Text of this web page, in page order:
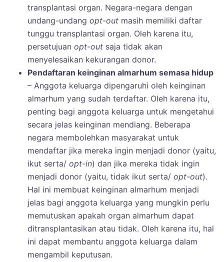
transplantasi organ. Negara-negara dengan
undang-undang opt-out masih memiliki daftar
tunggu transplantasi organ. Oleh karena itu,
persetujuan opt-out saja tidak akan
menyelesaikan kekurangan donor.
Pendaftaran keinginan almarhum semasa hidup
– Anggota keluarga dipengaruhi oleh keinginan
almarhum yang sudah terdaftar. Oleh karena itu,
penting bagi anggota keluarga untuk mengetahui
secara jelas keinginan mendiang. Beberapa
negara membolehkan masyarakat untuk
mendaftar jika mereka ingin menjadi donor (yaitu,
ikut serta/ opt-in) dan jika mereka tidak ingin
menjadi donor (yaitu, tidak ikut serta/ opt-out).
Hal ini membuat keinginan almarhum menjadi
jelas bagi anggota keluarga yang mungkin perlu
memutuskan apakah organ almarhum dapat
ditransplantasikan atau tidak. Oleh karena itu, hal
ini dapat membantu anggota keluarga dalam
mengambil keputusan.